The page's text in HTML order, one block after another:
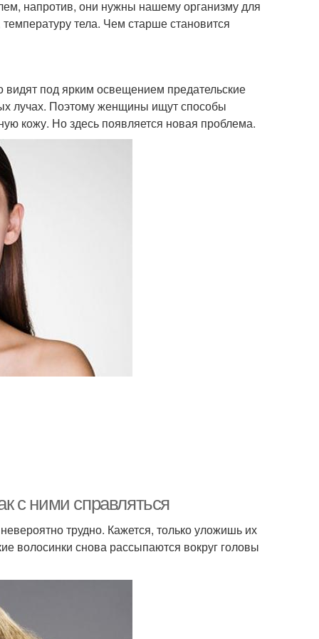
напротив, они нужны нашему организму для
тела. Чем старше становится
под ярким освещением предательские
лучах. Поэтому женщины ищут способы
кожу. Но здесь появляется новая проблема.
с ними справляться
трудно. Кажется, только уложишь их
волосинки снова рассыпаются вокруг головы